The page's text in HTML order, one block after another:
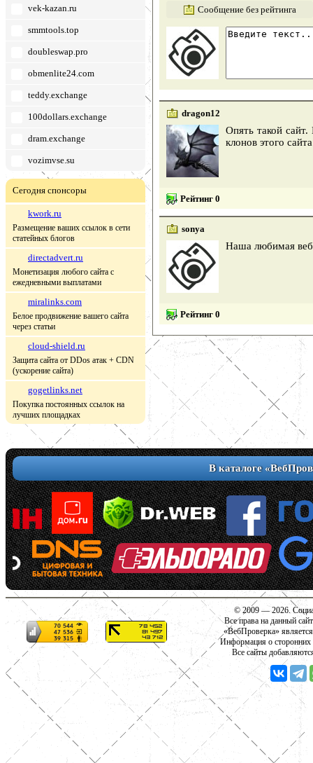
vek-kazan.ru
smmtools.top
doubleswap.pro
obmenlite24.com
teddy.exchange
100dollars.exchange
dram.exchange
vozimvse.su
Сегодня спонсоры
kwork.ru
Размещение ваших ссылок в сети
статейных блогов
directadvert.ru
Монетизация любого сайта с
ежедневными выплатами
miralinks.com
Белое продвижение вашего сайта
через статьи
cloud-shield.ru
Защита сайта от DDos атак + CDN
(ускорение сайта)
gogetlinks.net
Покупка постоянных ссылок на
лучших площадках
Сообщение без рейтинга
dragon12
Опять такой
клонов этого
Рейтинг 0
sonya
Наша любимая
Рейтинг 0
В каталоге
© 2009 — 2026.
Все права на данный
«ВебПроверка»
Информация о сторонних
Все сайты